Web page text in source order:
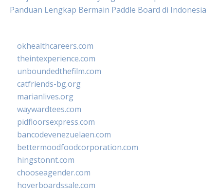
Panduan Lengkap Bermain Paddle Board di Indonesia
okhealthcareers.com
theintexperience.com
unboundedthefilm.com
catfriends-bg.org
marianlives.org
waywardtees.com
pidfloorsexpress.com
bancodevenezuelaen.com
bettermoodfoodcorporation.com
hingstonnt.com
chooseagender.com
hoverboardssale.com